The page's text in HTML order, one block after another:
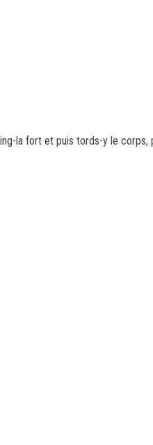
la fort et puis tords-y le corps,